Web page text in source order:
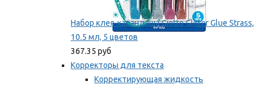
Набор клея-карандаша Giotto Glitter Glue Strass,
10.5 мл, 5 цветов
367.35 руб
Корректоры для текста
Корректирующая жидкость